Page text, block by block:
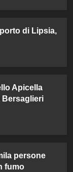
di Lipsia,
Apicella
Bersaglieri
persone
fumo